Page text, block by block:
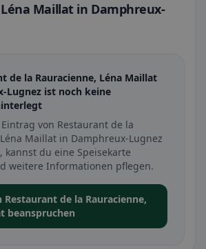
Maillat in Damphreux-
de la Rauracienne, Léna Maillat
Lugnez ist noch keine
von Restaurant de la
Maillat in Damphreux-Lugnez
kannst du eine Speisekarte
weitere Informationen pflegen.
Restaurant de la Rauracienne,
beanspruchen